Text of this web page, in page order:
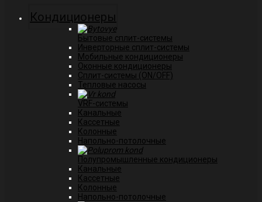
Кондиционеры
Бытовые сплит-системы
Инверторные сплит-системы
Мобильные кондиционеры
Оконные кондиционеры
Сплит-системы (ON/OFF)
Тепловые насосы
VRF-системы
Канальные
Касcетные
Колонные
Напольно-потолочные
Полупромышленные кондиционеры
Канальные
Кассетные
Колонные
Напольно-потолочные